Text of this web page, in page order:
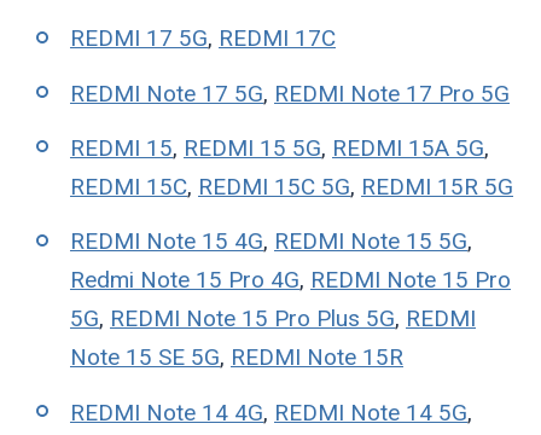
REDMI 17 5G, REDMI 17C
REDMI Note 17 5G, REDMI Note 17 Pro 5G
REDMI 15, REDMI 15 5G, REDMI 15A 5G,
REDMI 15C, REDMI 15C 5G, REDMI 15R 5G
REDMI Note 15 4G, REDMI Note 15 5G,
Redmi Note 15 Pro 4G, REDMI Note 15 Pro
5G, REDMI Note 15 Pro Plus 5G, REDMI
Note 15 SE 5G, REDMI Note 15R
REDMI Note 14 4G, REDMI Note 14 5G,